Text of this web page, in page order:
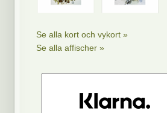
Se alla kort och vykort »
Se alla affischer »